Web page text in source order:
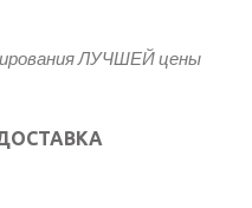
ЛУЧШЕЙ цены